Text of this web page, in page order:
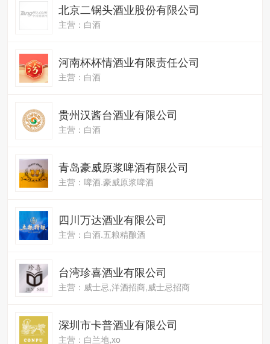
北京二锅头酒业股份有限公司
主营：白酒
河南杯杯情酒业有限责任公司
主营：白酒
贵州汉酱台酒业有限公司
主营：白酒
青岛豪威原浆啤酒有限公司
主营：啤酒.豪威原浆啤酒
四川万达酒业有限公司
主营：白酒.五粮精酿酒
台湾珍喜酒业有限公司
主营：威士忌,洋酒招商,威士忌招商
深圳市卡普酒业有限公司
主营：白兰地,xo